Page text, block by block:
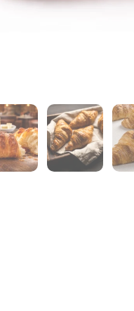
1
Mostra diapositiva 2
Mostra